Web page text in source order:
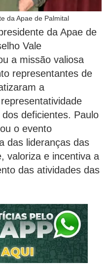
da Apae de Palmital
da Apae de
Vale
a missão valiosa
representantes de
a
deficientes. Paulo
o evento
das lideranças das
valoriza e incentiva a
das atividades das